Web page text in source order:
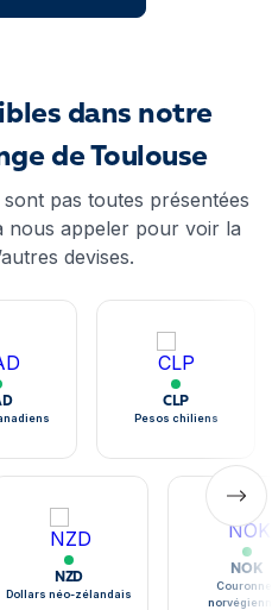
dans notre
de Toulouse
pas toutes présentées
nous appeler pour voir la
devises.
CLP
Pesos chiliens
NZD
Dollars néo-zélandais
NOK